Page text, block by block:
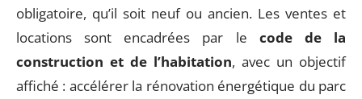
obligatoire, qu’il soit neuf ou ancien. Les ventes et
locations sont encadrées par le code de la
construction et de l’habitation, avec un objectif
affiché : accélérer la rénovation énergétique du parc